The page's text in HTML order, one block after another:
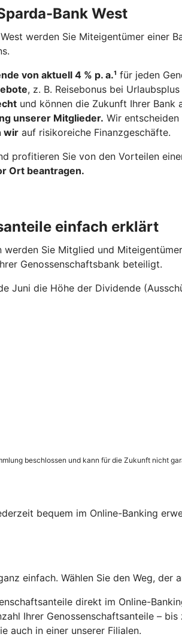
Bank West
werden Sie Miteigentümer einer
von aktuell 4 % p. a.¹ für jeden
, z. B. Reisebonus bei
und können die Zukunft Ihrer Bank
unserer Mitglieder. Wir
wir auf risikoreiche Finanzgeschäfte.
profitieren Sie von den Vorteilen
Ort beantragen.
einfach erklärt
Sie Mitglied und
Genossenschaftsbank beteiligt.
Juni die Höhe der Dividende
beschlossen und kann für die Zukunft nicht
bequem im Online-Banking
einfach. Wählen Sie den Weg, der
direkt im Online-
Ihrer Genossenschaftsanteile –
auch in einer unserer Filialen.